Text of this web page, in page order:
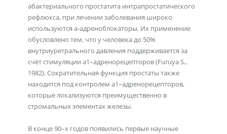
абактериального простатита интрапростатического
рефлюкса, при лечении заболевания широко
используются a-адреноблокаторы. Их применение
обусловлено тем, что у человека до 50%
внутриуретрального давления поддерживается за
счёт стимуляции a1–адренорецепторов (Furuya S.,
1982). Сократительная функция простаты также
находится под контролем a1–адренорецепторов,
которые локализуются преимущественно в
стромальных элементах железы.
В конце 90–х годов появились первые научные